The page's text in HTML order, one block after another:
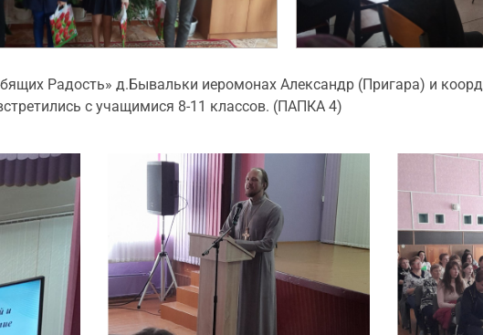
Радость» д.Бывальки иеромонах Александр (Пригара) и
с учащимися 8-11 классов. (ПАПКА 4)